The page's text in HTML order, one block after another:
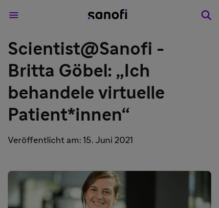
Scientist@Sanofi -
Britta Göbel: „Ich
behandele virtuelle
Patient*innen“
Veröffentlicht am: 15. Juni 2021